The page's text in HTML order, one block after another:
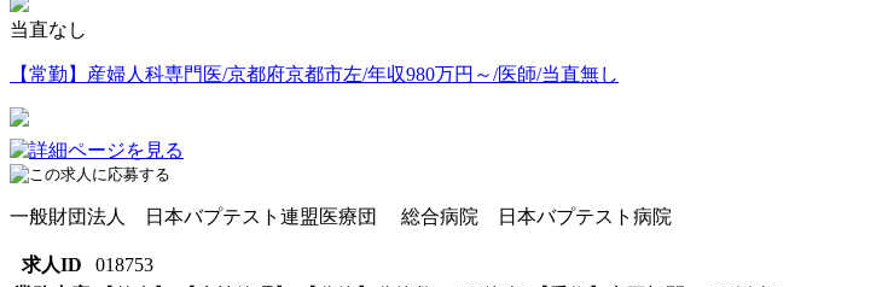
当直なし
【常勤】産婦人科専門医/京都府京都市左/年収980万円～/医師/当直無し
一般財団法人 日本バプテスト連盟医療団 総合病院 日本バプテスト病院
求人ID
018753